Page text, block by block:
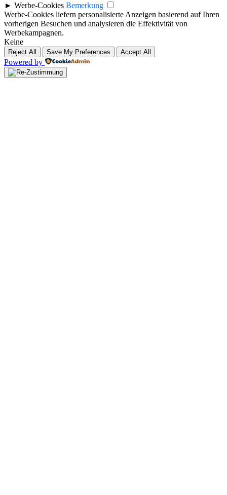
► Werbe-Cookies Bemerkung
Werbe-Cookies liefern personalisierte Anzeigen basierend auf Ihren
vorherigen Besuchen und analysieren die Effektivität von
Werbekampagnen.
Keine
Reject All Save My Preferences Accept All
Powered by